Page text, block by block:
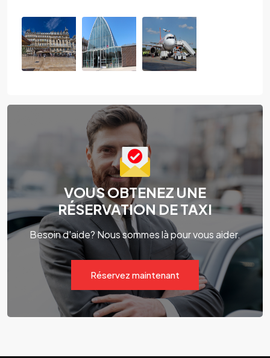
VOUS OBTENEZ UNE
RÉSERVATION DE TAXI
Besoin d'aide? Nous sommes là pour vous aider.
Réservez maintenant